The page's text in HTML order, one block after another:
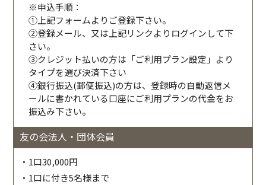
※申込手順：
①上記フォームよりご登録下さい。
②登録メール、又は上記リンクよりログインして下
さい。
③クレジット払いの方は「ご利用プラン設定」より
タイプを選び決済下さい
④銀行振込(郵便振込)の方は、登録時の自動返信メ
ールに書かれている口座にご利用プランの代金をお
振込み下さい。
友の会法人・団体会員
・1口30,000円
・1口に付き5名様まで